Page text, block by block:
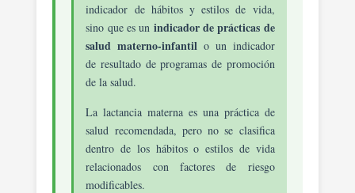
indicador de hábitos y estilos de vida,
sino que es un indicador de prácticas de
salud materno-infantil o un indicador
de resultado de programas de promoción
de la salud.
La lactancia materna es una práctica de
salud recomendada, pero no se clasifica
dentro de los hábitos o estilos de vida
relacionados con factores de riesgo
modificables.